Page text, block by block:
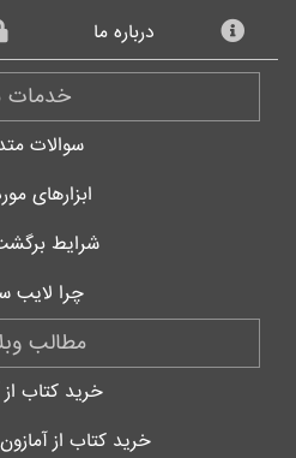
درباره ما
خدمات
سوالات
ابزارهای مورد
شرایط
چرا لایب
مطالب
خرید کتاب از
خرید کتاب از